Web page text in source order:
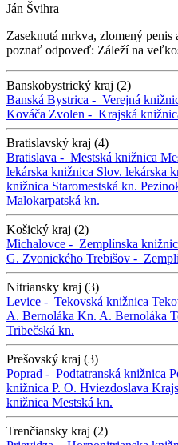
Ján Švihra
Zaseknutá mrkva, zlomený
poznať odpoveď: Záleží na
Banskobystrický kraj (2)
Banská Bystrica - Verejná
Kováča Zvolen - Krajská
Bratislavský kraj (4)
Bratislava - Mestská knižnica
lekárska knižnica Slov. lekárska
knižnica Staromestská kn.
Malokarpatská kn.
Košický kraj (2)
Michalovce - Zemplínska
G. Zvonického Trebišov -
Nitriansky kraj (3)
Levice - Tekovská knižnica
A. Bernoláka Kn. A. Bernoláka
Tribečská kn.
Prešovský kraj (3)
Poprad - Podtatranská knižnica
knižnica P. O. Hviezdoslava
knižnica Mestská kn.
Trenčiansky kraj (2)